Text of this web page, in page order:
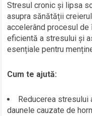
Stresul cronic și lipsa
asupra sănătății
accelerând procesul de
eficientă a stresului și
esențiale pentru
Cum te ajută:
Reducerea stresului
daunele cauzate de